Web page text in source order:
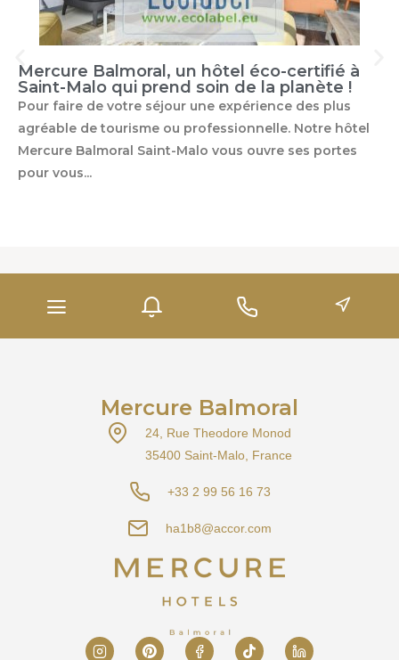
Mercure Balmoral, un hôtel éco-certifié à
Saint-Malo qui prend soin de la planète !
Pour faire de votre séjour une expérience des plus
agréable de tourisme ou professionnelle. Notre hôtel
Mercure Balmoral Saint-Malo vous ouvre ses portes
pour vous...
Mercure Balmoral
24, Rue Theodore Monod
35400 Saint-Malo, France
+33 2 99 56 16 73
ha1b8@accor.com